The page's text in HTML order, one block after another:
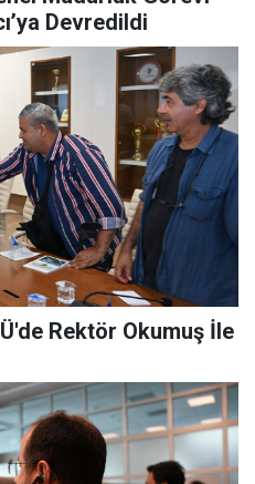
Devredildi
Rektör Okumuş İle